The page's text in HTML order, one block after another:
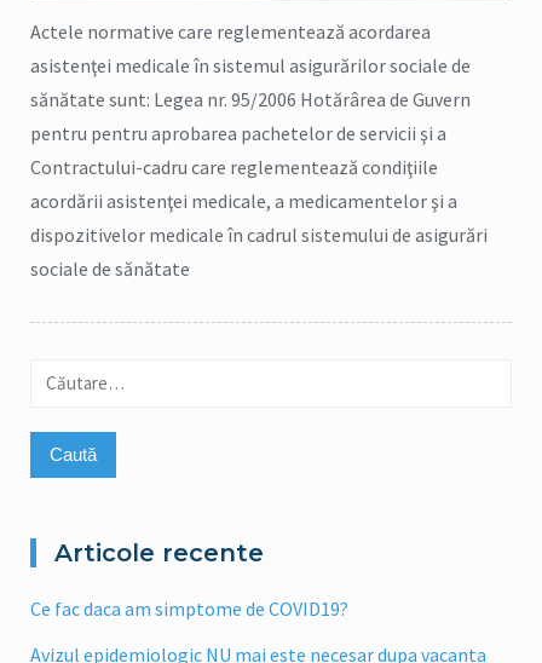
Actele normative care reglementează acordarea
asistenţei medicale în sistemul asigurărilor sociale de
sănătate sunt: Legea nr. 95/2006 Hotărârea de Guvern
pentru pentru aprobarea pachetelor de servicii şi a
Contractului-cadru care reglementează condiţiile
acordării asistenţei medicale, a medicamentelor şi a
dispozitivelor medicale în cadrul sistemului de asigurări
sociale de sănătate
Caută
Articole recente
Ce fac daca am simptome de COVID19?
Avizul epidemiologic NU mai este necesar dupa vacanta